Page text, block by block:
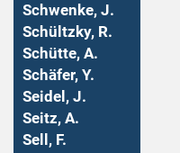
Schwenke, J.
Schültzky, R.
Schütte, A.
Schäfer, Y.
Seidel, J.
Seitz, A.
Sell, F.